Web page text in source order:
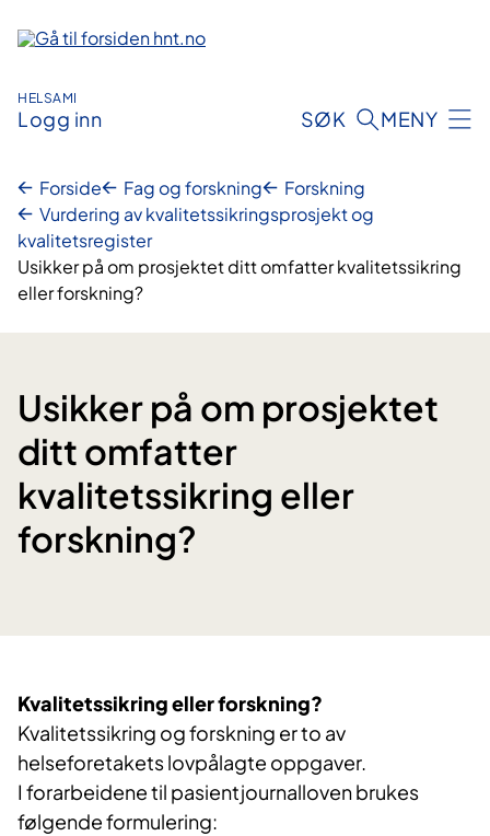
innhold
HELSAMI
Logg inn SØK MENY
Forside Fag og forskning
Forskning
Vurdering av kvalitetssikringsprosjekt og
kvalitetsregister
Usikker på om prosjektet ditt omfatter kvalitetssikring
eller forskning?
Usikker på om prosjektet
ditt omfatter
kvalitetssikring eller
forskning?
Kvalitetssikring ellerforskning?
Kvalitetssikring og forskning er to av
helseforetakets lovpålagte oppgaver.
I forarbeidene til pasientjournalloven brukes
følgende formulering: